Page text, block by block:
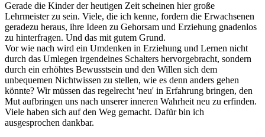
Gerade die Kinder der heutigen Zeit scheinen hier große
Lehrmeister zu sein. Viele, die ich kenne, fordern die Erwachsenen
geradezu heraus, ihre Ideen zu Gehorsam und Erziehung gnadenlos
zu hinterfragen. Und das mit gutem Grund.
Vor wie nach wird ein Umdenken in Erziehung und Lernen nicht
durch das Umlegen irgendeines Schalters hervorgebracht, sondern
durch ein erhöhtes Bewusstsein und den Willen sich dem
unbequemen Nichtwissen zu stellen, wie es denn anders gehen
könnte? Wir müssen das regelrecht 'neu' in Erfahrung bringen, den
Mut aufbringen uns nach unserer inneren Wahrheit neu zu erfinden.
Viele haben sich auf den Weg gemacht. Dafür bin ich
ausgesprochen dankbar.